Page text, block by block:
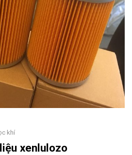
khí
xenlulozo